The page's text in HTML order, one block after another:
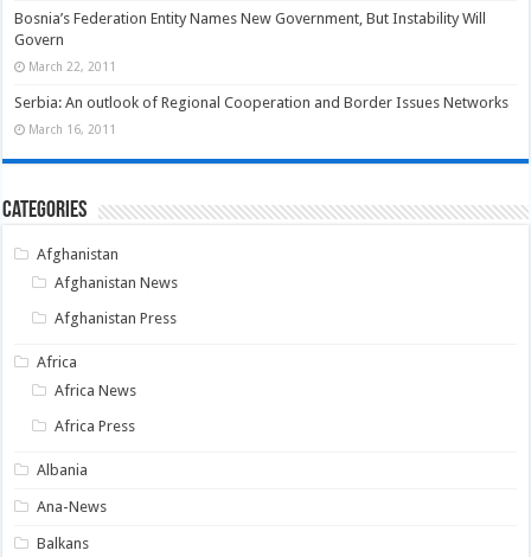
Bosnia’s Federation Entity Names New Government, But Instability Will
Govern
March 22, 2011
Serbia: An outlook of Regional Cooperation and Border Issues Networks
March 16, 2011
Categories
Afghanistan
Afghanistan News
Afghanistan Press
Africa
Africa News
Africa Press
Albania
Ana-News
Balkans